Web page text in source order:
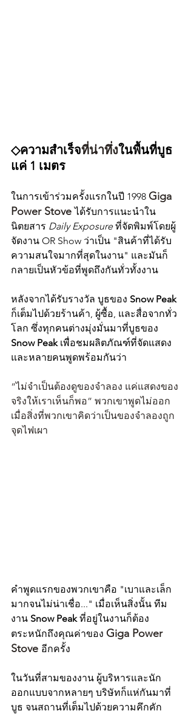
◇ความสำเร็จที่น่าทึ่งในพื้นที่บูธ
แค่ 1 เมตร
ในการเข้าร่วมครั้งแรกในปี 1998 Giga
Power Stove ได้รับการแนะนำใน
นิตยสาร Daily Exposure ที่จัดพิมพ์โดยผู้
จัดงาน OR Show ว่าเป็น "สินค้าที่ได้รับ
ความสนใจมากที่สุดในงาน" และมันก็
กลายเป็นหัวข้อที่พูดถึงกันทั่วทั้งงาน
หลังจากได้รับรางวัล บูธของ Snow Peak
ก็เต็มไปด้วยร้านค้า, ผู้ซื้อ, และสื่อจากทั่ว
โลก ซึ่งทุกคนต่างมุ่งมั่นมาที่บูธของ
Snow Peak เพื่อชมผลิตภัณฑ์ที่จัดแสดง
และหลายคนพูดพร้อมกันว่า
“ไม่จำเป็นต้องดูของจำลอง แค่แสดงของ
จริงให้เราเห็นก็พอ” พวกเขาพูดไม่ออก
เมื่อสิ่งที่พวกเขาคิดว่าเป็นของจำลองถูก
จุดไฟเผา
คำพูดแรกของพวกเขาคือ "เบาและเล็ก
มากจนไม่น่าเชื่อ..." เมื่อเห็นสิ่งนั้น ทีม
งาน Snow Peak ที่อยู่ในงานก็ต้อง
ตระหนักถึงคุณค่าของ Giga Power
Stove อีกครั้ง
ในวันที่สามของงาน ผู้บริหารและนัก
ออกแบบจากหลายๆ บริษัทก็แห่กันมาที่
บูธ จนสถานที่เต็มไปด้วยความคึกคัก